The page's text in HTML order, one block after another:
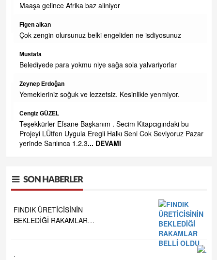
Maaşa gelince Afrika baz aliniyor
Figen alkan
Çok zengin olursunuz belki engeliden ne isdiyosunuz
Mustafa
Belediyede para yokmu niye sağa sola yalvariyorlar
Zeynep Erdoğan
Yemekleriniz soğuk ve lezzetsiz. Kesinlikle yenmiyor.
Cengiz GÜZEL
Teşekkürler Efsane Başkanım . Secim Kitapcıgındaki bu
Projeyi LÜtfen Uygula Eregli Halkı Seni Cok Seviyoruz Pazar
yerinde Sarılınca 1.2.3... DEVAMI
SON HABERLER
FINDIK ÜRETİCİSİNİN
BEKLEDİĞİ RAKAMLAR
.